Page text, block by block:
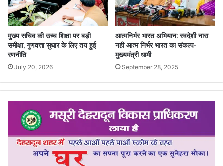
मुख्य सचिव की उच्च शिक्षा पर बड़ी
समीक्षा, गुणवत्ता सुधार के लिए तय हुई
रणनीति
July 20, 2026
आत्मनिर्भर भारत अभियान: स्वदेशी नारा
नही आत्म निर्भर भारत का संकल्प-
मुख्यमंत्री धामी
September 28, 2025